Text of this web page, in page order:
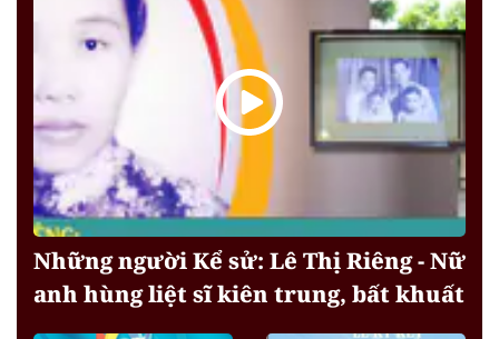
Những người Kể sử: Lê Thị Riêng - Nữ
anh hùng liệt sĩ kiên trung, bất khuất